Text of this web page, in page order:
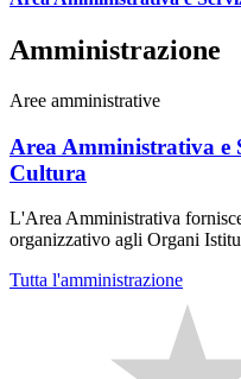
Amministrazione
Aree amministrative
Area Amministrativa e
Cultura
L'Area Amministrativa
organizzativo agli Organi
Tutta l'amministrazione